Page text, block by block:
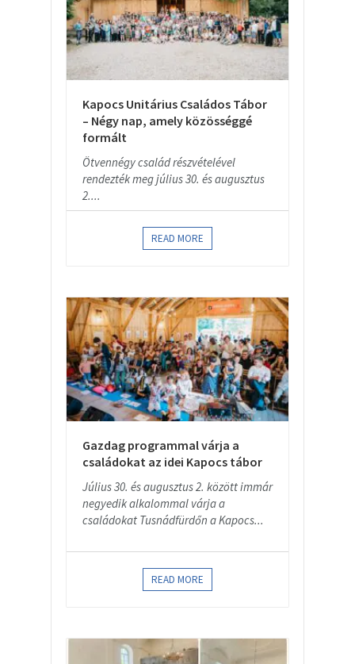
Kapocs Unitárius Családos Tábor
– Négy nap, amely közösséggé
formált
Ötvennégy család részvételével
rendezték meg július 30. és augusztus
2....
READ MORE
Gazdag programmal várja a
családokat az idei Kapocs tábor
Július 30. és augusztus 2. között immár
negyedik alkalommal várja a
családokat Tusnádfürdőn a Kapocs...
READ MORE